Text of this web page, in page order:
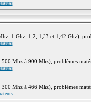
1 Ghz, 1,2, 1,33 et 1,42 Ghz),
Mhz à 900 Mhz), problèmes
Mhz à 466 Mhz), problèmes